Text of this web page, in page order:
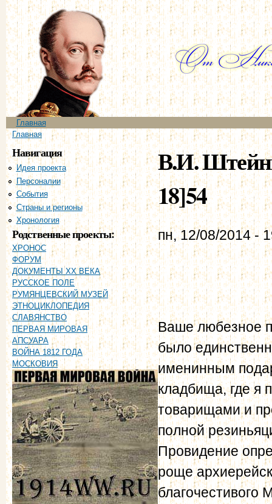
Главное меню
Главная
Вы здесь
Главная
Навигация
Идея проекта
Персоналии
События
Страны и регионы
Хронология
Родственные проекты:
ХРОНОС
ФОРУМ
ДОКУМЕНТЫ XX ВЕКА
РУССКОЕ ПОЛЕ
РУМЯНЦЕВСКИЙ МУЗЕЙ
ЭТНОЦИКЛОПЕДИЯ
СЛАВЯНСТВО
ПЕРВАЯ МИРОВАЯ
АПСУАРА
ВОЙНА 1812 ГОДА
МОСКОВИЯ
В.И.
18]54
пн, 12/08/2014 -
Ваше любезное
было
именинным
кладбища, где я
товарищами и
полной
Провидение
роще
благочестивого